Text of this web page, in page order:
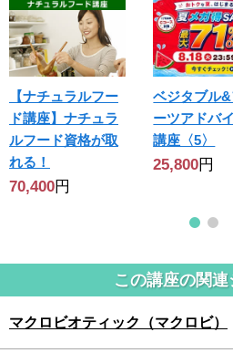
【ナチュラルフー
ド講座】ナチュラ
ルフード資格が取
れる！
70,400円
ベジタブル
ーツアドバ
講座〈5〉
25,800円
この講座の関
マクロビオティック（マクロビ）